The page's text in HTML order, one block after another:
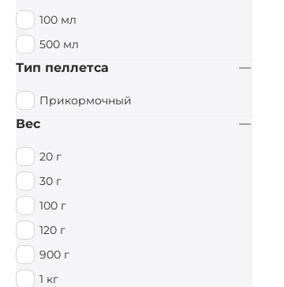
Фруктовый / Кислый
Цитрус
Чеснок
100 мл
500 мл
Тип пеллетса
Прикормочный
Вес
20 г
30 г
100 г
120 г
900 г
1 кг